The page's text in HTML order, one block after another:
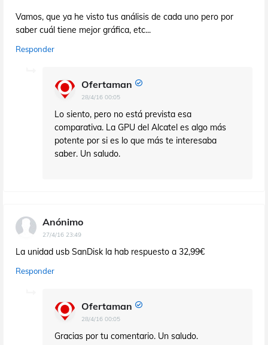
Vamos, que ya he visto tus análisis de cada uno pero por
saber cuál tiene mejor gráfica, etc...
Responder
Ofertaman
28/4/16 00:05
Lo siento, pero no está prevista esa
comparativa. La GPU del Alcatel es algo más
potente por si es lo que más te interesaba
saber. Un saludo.
Anónimo
27/4/16 23:49
La unidad usb SanDisk la hab respuesto a 32,99€
Responder
Ofertaman
28/4/16 00:05
Gracias por tu comentario. Un saludo.